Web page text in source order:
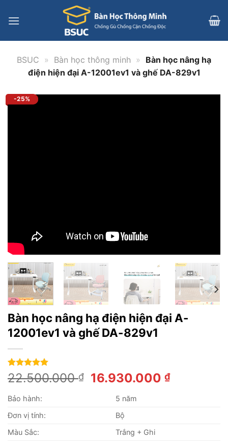
qua
dung
BSUC » Bàn học thông minh »
Bàn học nâng hạ
điện hiện đại A-12001ev1 và ghế DA-829v1
-25%
Bàn học nâng hạ điện hiện đại A-
12001ev1 và ghế DA-829v1
5.00 trên 5
dựa trên
3
22.500.000₫
Giá
22.500.000 ₫.
16.930.000₫Giá
Bảo hành:
5 năm
Đơn vị tính:
Bộ
Màu Sắc:
Trắng + Ghi